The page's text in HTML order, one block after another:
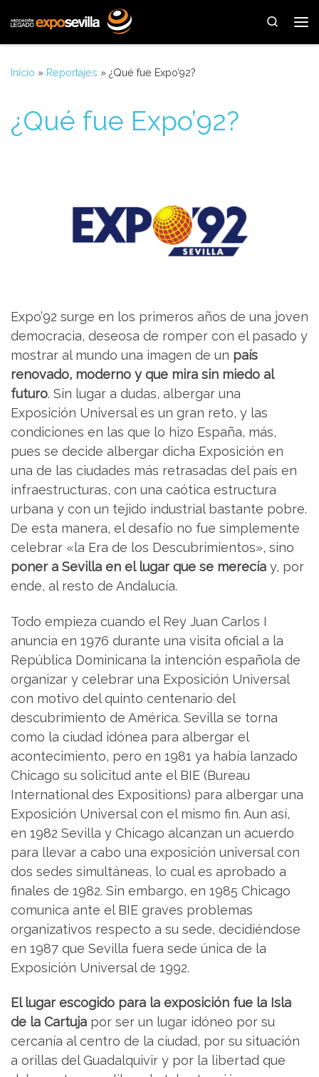
Saltar al contenido
Search
Inicio » Reportajes » ¿Qué fue Expo’92?
¿Qué fue Expo’92?
Expo’92 surge en los primeros años de una joven
democracia, deseosa de romper con el pasado y
mostrar al mundo una imagen de un país
renovado, moderno y que mira sin miedo al
futuro. Sin lugar a dudas, albergar una
Exposición Universal es un gran reto, y las
condiciones en las que lo hizo España, más,
pues se decide albergar dicha Exposición en
una de las ciudades más retrasadas del país en
infraestructuras, con una caótica estructura
urbana y con un tejido industrial bastante pobre.
De esta manera, el desafío no fue simplemente
celebrar «la Era de los Descubrimientos», sino
poner a Sevilla en el lugar que se merecía y, por
ende, al resto de Andalucía.
Todo empieza cuando el Rey Juan Carlos I
anuncia en 1976 durante una visita oficial a la
República Dominicana la intención española de
organizar y celebrar una Exposición Universal
con motivo del quinto centenario del
descubrimiento de América. Sevilla se torna
como la ciudad idónea para albergar el
acontecimiento, pero en 1981 ya había lanzado
Chicago su solicitud ante el BIE (Bureau
International des Expositions) para albergar una
Exposición Universal con el mismo fin. Aun así,
en 1982 Sevilla y Chicago alcanzan un acuerdo
para llevar a cabo una exposición universal con
dos sedes simultáneas, lo cual es aprobado a
finales de 1982. Sin embargo, en 1985 Chicago
comunica ante el BIE graves problemas
organizativos respecto a su sede, decidiéndose
en 1987 que Sevilla fuera sede única de la
Exposición Universal de 1992.
El lugar escogido para la exposición fue la Isla
de la Cartuja por ser un lugar idóneo por su
cercanía al centro de la ciudad, por su situación
a orillas del Guadalquivir y por la libertad que